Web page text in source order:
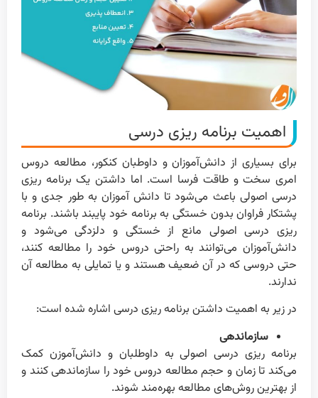
اهمیت برنامه ریزی درسی
برای بسیاری از دانش‌آموزان و داوطبان کنکور، مطالعه دروس
امری سخت و طاقت فرسا است. اما داشتن یک برنامه ریزی
درسی اصولی باعث می‌شود تا دانش آموزان به طور جدی و با
پشتکار فراوان بدون خستگی به برنامه خود پایبند باشند. برنامه
ریزی درسی اصولی مانع از خستگی و دلزدگی می‌شود و
دانش‌آموزان می‌توانند به راحتی دروس خود را مطالعه کنند،
حتی دروسی که در آن ضعیف هستند و یا تمایلی به مطالعه آن
ندارند.
در زیر به اهمیت داشتن برنامه ریزی درسی اشاره شده است:
سازماندهی
برنامه ریزی درسی اصولی به داوطلبان و دانش‌آموزن کمک
می‌کند تا زمان و حجم مطالعه دروس خود را سازماندهی کنند و
از بهترین روش‌های مطالعه بهره‌مند شوند.